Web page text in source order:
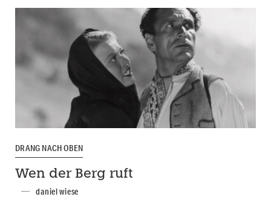
DRANG NACH OBEN
Wen der Berg ruft
daniel wiese